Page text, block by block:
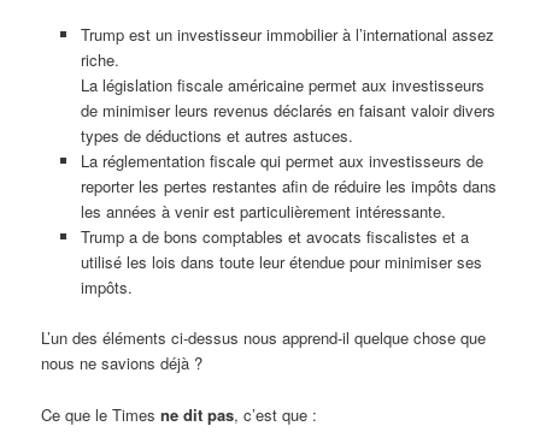
Trump est un investisseur immobilier à l’international assez
riche.
La législation fiscale américaine permet aux investisseurs
de minimiser leurs revenus déclarés en faisant valoir divers
types de déductions et autres astuces.
La réglementation fiscale qui permet aux investisseurs de
reporter les pertes restantes afin de réduire les impôts dans
les années à venir est particulièrement intéressante.
Trump a de bons comptables et avocats fiscalistes et a
utilisé les lois dans toute leur étendue pour minimiser ses
impôts.
L’un des éléments ci-dessus nous apprend-il quelque chose que
nous ne savions déjà ?
Ce que le Timesne dit pas, c’est que :